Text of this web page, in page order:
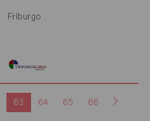
Friburgo
63 64 65 66